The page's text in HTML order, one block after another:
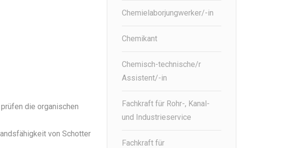
die organischen
von Schotter
Chemielaborjungwerker/-in
Chemikant
Chemisch-technische/r
Assistent/-in
Fachkraft für Rohr-, Kanal-
und Industrieservice
Fachkraft für